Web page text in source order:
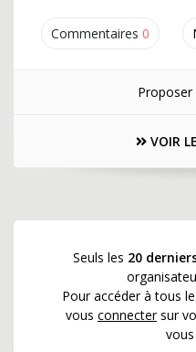
Commentaires 0
Proposer
VOIR
Seuls les 20
Pour accéder à tous
vous connectersur
vous